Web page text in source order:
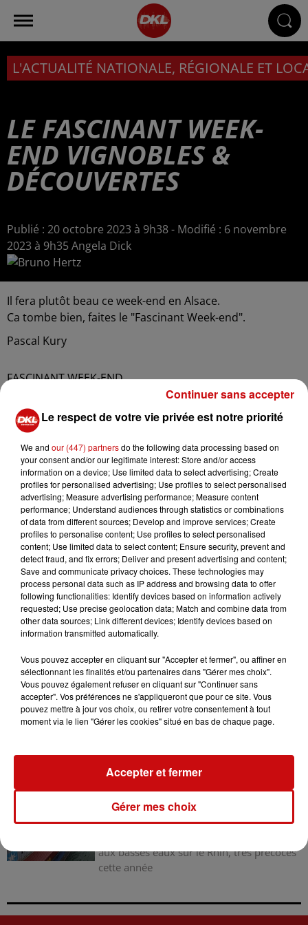
L'ACTUALITÉ NATIONALE, RÉGIONALE ET
LE FASCINANT WEEK-
END VIGNOBLES &
DÉCOUVERTES
Publié : 20 octobre 2023 à 9h38 - Modifié : 6 novembre
2023 à 9h35 Angela Dick
Il fera plutôt beau ce week-end en Alsace.
Ca tombe bien, faites le "Fascinant Week-end".
Pascal Kury
FASCINANT WEEK-END
LES AUTRES ACTUALITÉS
31 juillet 2026
MULHOUSE : UN HOMME
CONDAMNÉ À TROIS MOIS DE
PRISON AVEC SURSIS...
Mulhouse : un homme condamné à trois
nazi
31 juillet 2026
LA 77E FOIRE AUX VINS DE
COLMAR OUVRE SES PORTES
PENDANT 10 JOURS
portes pendant 10 jours
30 juillet 2026
LA NAVIGATION FLUVIALE FORCÉE
DE S’ADAPTER AUX BASSES EAUX
SUR LE...
aux basses eaux sur le Rhin, très précoces
cette année
Le respect de votre vie privée est notre priorité
We and our (447) partnersdo the following data processing based on
your consent and/or our legitimate interest: Store and/or access
information on a device; Use limited data to select advertising; Create
profiles for personalised advertising; Use profiles to select personalised
advertising; Measure advertising performance; Measure content
performance; Understand audiences through statistics or combinations
of data from different sources; Develop and improve services; Create
profiles to personalise content; Use profiles to select personalised
content; Use limited data to select content; Ensure security, prevent and
detect fraud, and fix errors; Deliver and present advertising and content;
Save and communicate privacy choices. These technologies may
process personal data such as IP address and browsing data to offer
following functionalities: Identify devices based on information actively
requested; Use precise geolocation data; Match and combine data from
other data sources; Link different devices; Identify devices based on
information transmitted automatically.
Vous pouvez accepter en cliquant sur "Accepter et fermer", ou affiner en
sélectionnant les finalités et/ou partenaires dans "Gérer mes choix".
Vous pouvez également refuser en cliquant sur "Continuer sans
accepter". Vos préférences ne s'appliqueront que pour ce site. Vous
pouvez mettre à jour vos choix, ou retirer votre consentement à tout
moment via le lien "Gérer les cookies" situé en bas de chaque page.
Gérer mes choix
Accepter et fermer
Continuer sans accepter